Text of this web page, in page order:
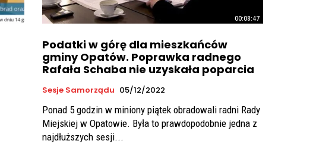
00:08:47
Podatki w górę dla mieszkańców
gminy Opatów. Poprawka radnego
Rafała Schaba nie uzyskała poparcia
Sesje Samorządu 05/12/2022
Ponad 5 godzin w miniony piątek obradowali radni Rady
Miejskiej w Opatowie. Była to prawdopodobnie jedna z
najdłuższych sesji...